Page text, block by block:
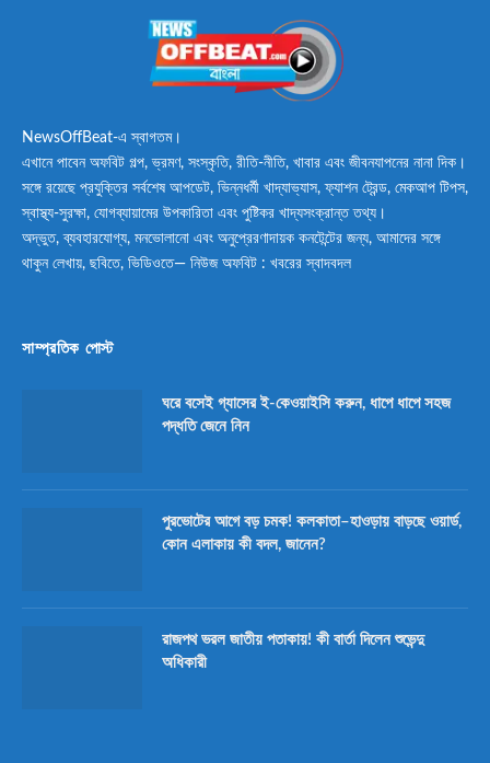
NewsOffBeat-এ স্বাগতম।
এখানে পাবেন অফবিট গল্প, ভ্রমণ, সংস্কৃতি, রীতি-নীতি, খাবার এবং জীবনযাপনের নানা দিক।
সঙ্গে রয়েছে প্রযুক্তির সর্বশেষ আপডেট, ভিন্নধর্মী খাদ্যাভ্যাস, ফ্যাশন ট্রেন্ড, মেকআপ টিপস,
স্বাস্থ্য-সুরক্ষা, যোগব্যায়ামের উপকারিতা এবং পুষ্টিকর খাদ্যসংক্রান্ত তথ্য।
অদ্ভুত, ব্যবহারযোগ্য, মনভোলানো এবং অনুপ্রেরণাদায়ক কনটেন্টের জন্য, আমাদের সঙ্গে
থাকুন লেখায়, ছবিতে, ভিডিওতে— নিউজ অফবিট : খবরের স্বাদবদল
সাম্প্রতিক পোস্ট
ঘরে বসেই গ্যাসের ই-কেওয়াইসি করুন, ধাপে ধাপে সহজ
পদ্ধতি জেনে নিন
পুরভোটের আগে বড় চমক! কলকাতা–হাওড়ায় বাড়ছে ওয়ার্ড,
কোন এলাকায় কী বদল, জানেন?
রাজপথ ভরল জাতীয় পতাকায়! কী বার্তা দিলেন শুভেন্দু
অধিকারী